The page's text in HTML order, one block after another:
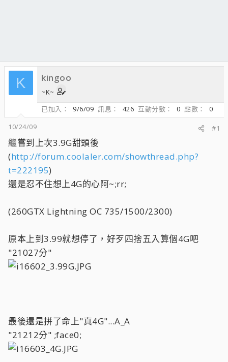
K kingoo
~K~
已加入
9/6/09 訊息 426 互動分數 0 點數
0
10/24/09
#1
繼嘗到上次3.9G甜頭後
(http://forum.coolaler.com/showthread.php?
t=222195)
還是忍不住想上4G的心阿~;rr;
(260GTX Lightning OC 735/1500/2300)
原本上到3.99就想停了，好歹四捨五入算個4G吧
"21027分"
最後還是拼了命上"真4G"...A_A
"21212分" ;face0;